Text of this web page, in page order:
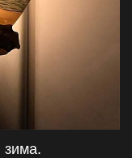
зима.